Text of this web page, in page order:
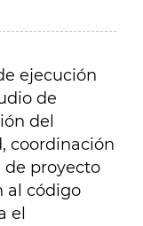
ejecución
de
del
coordinación
de proyecto
al código
el